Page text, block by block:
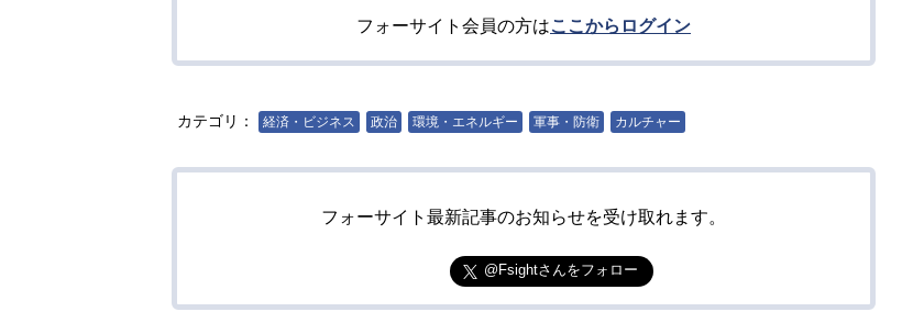
フォーサイト会員の方はここからログイン
カテゴリ： 経済・ビジネス 政治 環境・エネルギー 軍事・防衛 カルチャー
フォーサイト最新記事のお知らせを受け取れます。
@Fsightさんをフォロー